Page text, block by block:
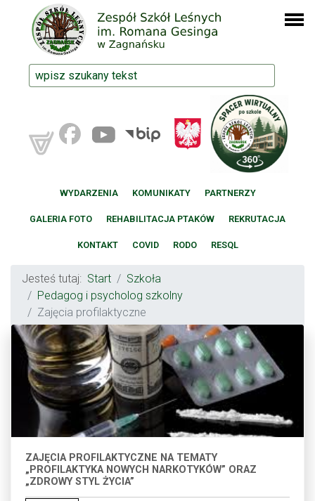
WYDARZENIA KOMUNIKATY PARTNERZY
GALERIA FOTO REHABILITACJA PTAKÓW REKRUTACJA
KONTAKT COVID RODO RESQL
Jesteś tutaj: Start
Szkoła
Pedagog i psycholog szkolny
Zajęcia profilaktyczne
ZAJĘCIA PROFILAKTYCZNE NA TEMATY
„PROFILAKTYKA NOWYCH NARKOTYKÓW” ORAZ
„ZDROWY STYL ŻYCIA”